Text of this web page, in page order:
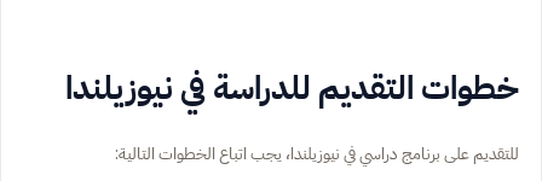
خطوات التقديم للدراسة في نيوزيلندا
للتقديم على برنامج دراسي في نيوزيلندا، يجب اتباع الخطوات التالية: